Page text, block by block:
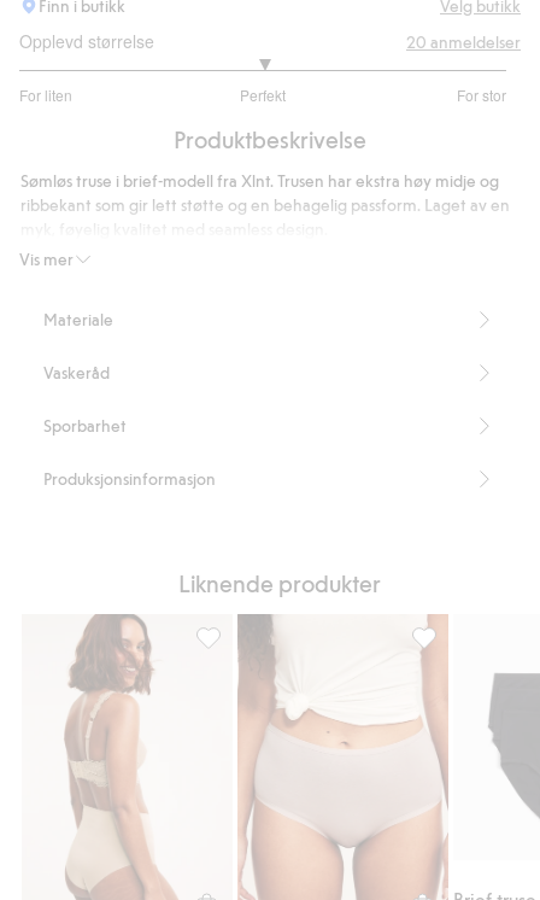
Finn i butikk Velg butikk
Opplevd størrelse
For liten Perfekt For stor
av
14
stemmer
20 anmeldelser
Produktbeskrivelse
Vis mer
Sømløs truse i brief-modell fra Xlnt. Trusen har ekstra høy midje og
ribbekant som gir lett støtte og en behagelig passform. Laget av en
Briefmodell
Seamless
Materiale
Vaskeråd
Sporbarhet
Produksjonsinformasjon
Liknende produkter
Truse med lett sømløs form, Legg til i